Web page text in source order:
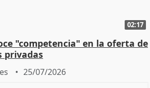
02:17
"competencia" en la oferta de
privadas
25/07/2026